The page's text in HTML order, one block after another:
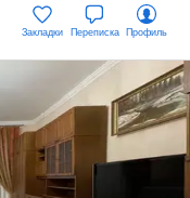
Закладки Переписка Профиль